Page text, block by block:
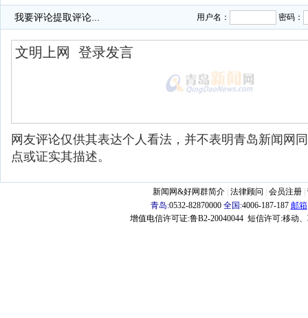
我要评论提取评论... 用户名： 密码：
网友评论仅供其表达个人看法，并不表明青岛新闻网
点或证实其描述。